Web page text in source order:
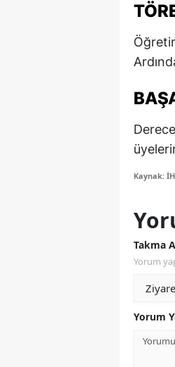
Kaynak:
Takma
Yorum
Yorum